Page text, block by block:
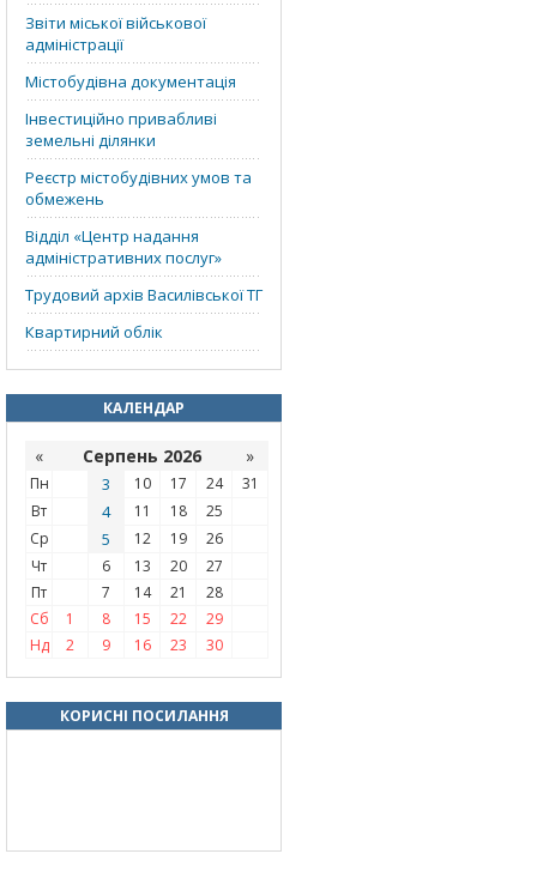
Звіти міської військової
адміністрації
Містобудівна документація
Інвестиційно привабливі
земельні ділянки
Реєстр містобудівних умов та
обмежень
Відділ «‎Центр надання
адміністративних послуг»
Трудовий архів Василівської ТГ
Квартирний облік
КАЛЕНДАР
« Серпень 2026 »
Пн 3 10 17 24
31
Вт
4 11 18
25
Ср
5 12 19
26
Чт
6 13 20
27
Пт
7 14 21
28
Сб
1 8 15 22
29
Нд
2 9 16 23 30
КОРИСНІ ПОСИЛАННЯ